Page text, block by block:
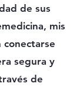
de sus
mis
conectarse
segura y
de